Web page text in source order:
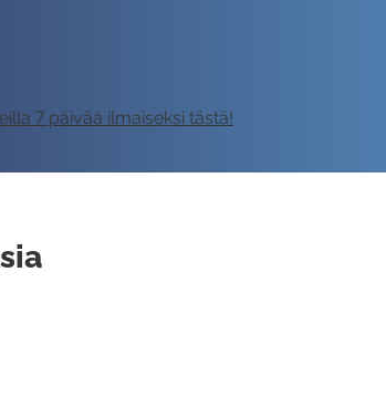
7 päivää ilmaiseksi tästä!